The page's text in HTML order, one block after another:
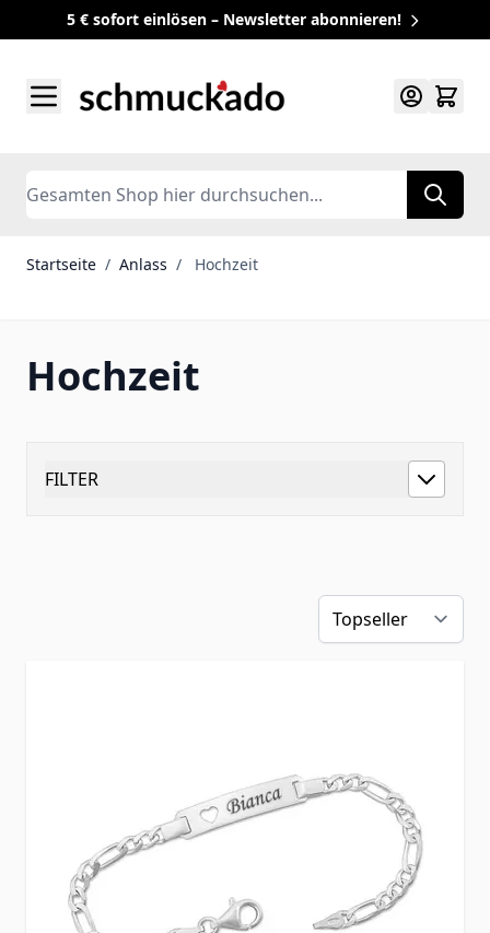
5 € sofort einlösen – Newsletter abonnieren!
Search
Startseite / Anlass / Hochzeit
Hochzeit
FILTER